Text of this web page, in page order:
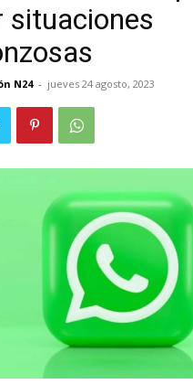
situaciones
N24 - jueves 24 agosto, 2023